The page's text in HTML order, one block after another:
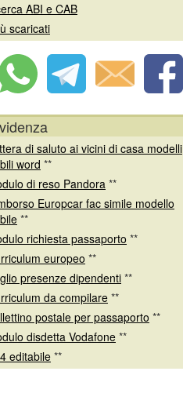
ABI e CAB
scaricati
di saluto ai vicini di casa modelli
word **
di reso Pandora **
Europcar fac simile modello
**
richiesta passaporto **
europeo **
presenze dipendenti **
da compilare **
postale per passaporto **
disdetta Vodafone**
editabile **